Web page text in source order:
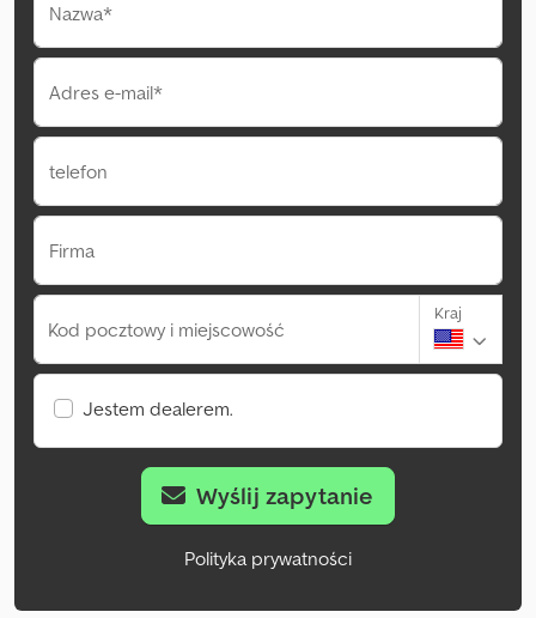
Nazwa*
Adres e-mail*
telefon
Firma
Kod pocztowy i miejscowość
Kraj
Jestem dealerem.
Wyślij zapytanie
Polityka prywatności